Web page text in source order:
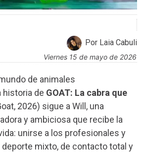
Por Laia Cabuli
viernes 15 de mayo de 2026
de animales
historia de GOAT: La cabra que
2026) sigue a Will, una
y ambiciosa que recibe la
unirse a los profesionales y
deporte mixto, de contacto total y